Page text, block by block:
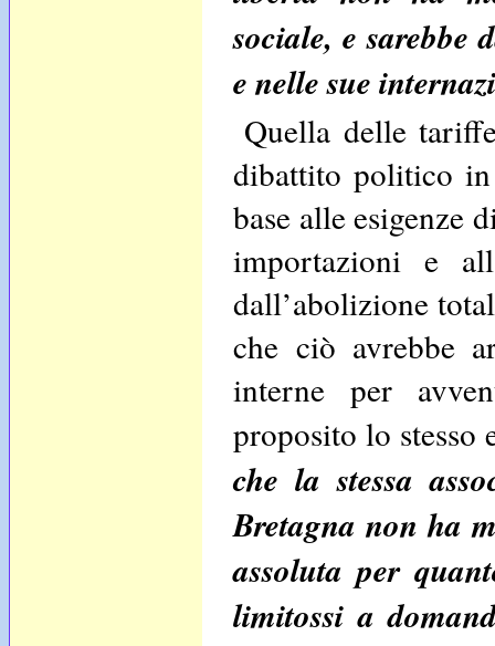
sociale, e sarebbe
e nelle sue
Quella delle
dibattito politico
base alle esigenze
importazioni e
dall’abolizione
che ciò avrebbe
interne per
proposito lo stesso
che la stessa
Bretagna non ha
assoluta per
limitossi a